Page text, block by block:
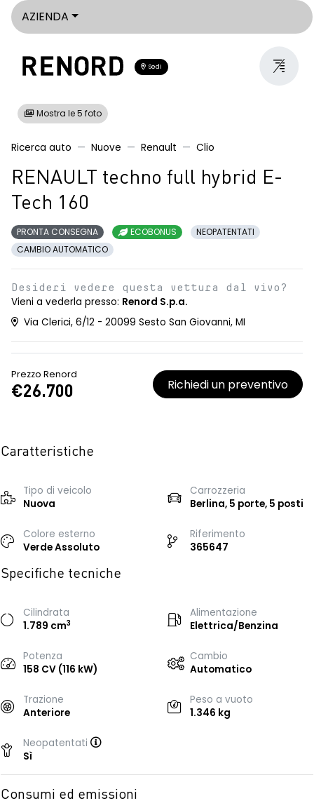
AZIENDA
Sedi
Mostra le 5 foto
Ricerca auto Nuove Renault Clio
RENAULT techno full hybrid E-
Tech 160
PRONTA CONSEGNA ECOBONUS
NEOPATENTATI
CAMBIO AUTOMATICO
Desideri vedere questa vettura dal vivo?
Vieni a vederla presso: Renord S.p.a.
Via Clerici, 6/12 - 20099 Sesto San Giovanni, MI
Prezzo Renord
€26.700 Richiedi un preventivo
Caratteristiche
Tipo di veicolo
Nuova
Carrozzeria
Berlina, 5 porte, 5 posti
Colore esterno
Verde Assoluto
Riferimento
365647
Specifiche tecniche
Cilindrata
1.789 cm3
Alimentazione
Elettrica/Benzina
Potenza
158 CV (116 kW)
Cambio
Automatico
Trazione
Anteriore
Peso a vuoto
1.346 kg
Neopatentati
Sì
Consumi ed emissioni